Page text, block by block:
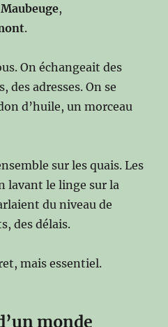
Maubeuge,
.
On échangeait des
des adresses. On se
d’huile, un morceau
sur les quais. Les
lavant le linge sur la
du niveau de
des délais.
mais essentiel.
monde